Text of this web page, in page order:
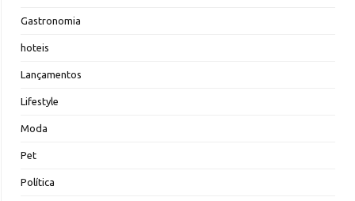
Gastronomia
hoteis
Lançamentos
Lifestyle
Moda
Pet
Política